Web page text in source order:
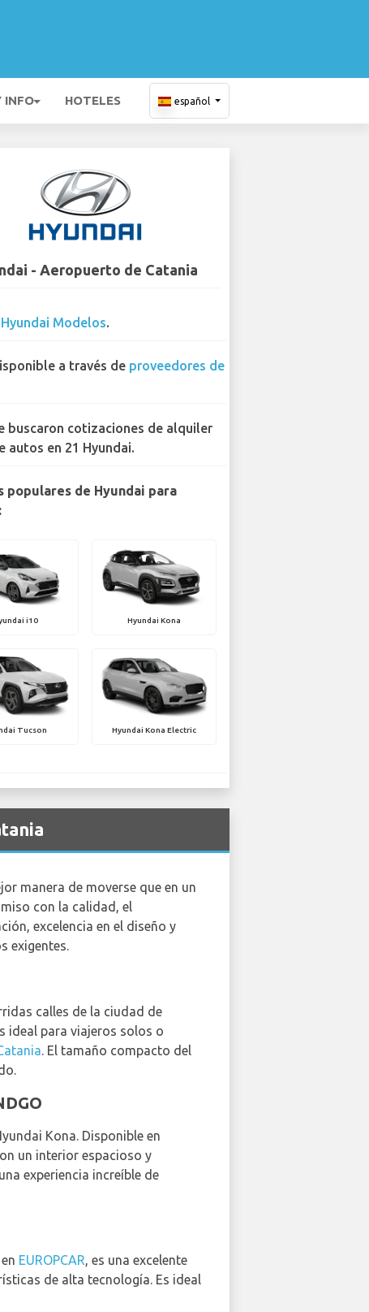
INFO HOTELES español
- Aeropuerto de Catania
Hyundai Modelos.
a través de proveedores de
buscaron cotizaciones de alquiler
autos en 21 Hyundai.
populares de Hyundai para
i10 Hyundai Kona
Tucson Hyundai Kona Electric
manera de moverse que en un
con la calidad, el
excelencia en el diseño y
exigentes.
calles de la ciudad de
ideal para viajeros solos o
. El tamaño compacto del
Kona. Disponible en
un interior espacioso y
experiencia increíble de
EUROPCAR, es una excelente
de alta tecnología. Es ideal